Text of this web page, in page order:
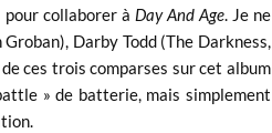
collaborer à Day And Age. Je ne
Darby Todd (The Darkness,
ces trois comparses sur cet album
» de batterie, mais simplement